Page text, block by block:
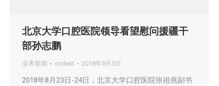
北京大学口腔医院领导看望慰问援疆干
部孙志鹏
业界新闻 cndent 2018年9月5日
2018年8月23日-24日，北京大学口腔医院张祖燕副书